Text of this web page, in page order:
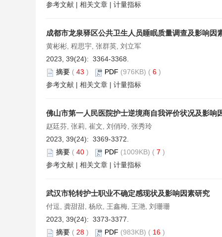
参考文献 | 相关文章 | 计量指标
成都市龙泉驿区公共卫生人员睡眠质量调查及影响因
黄彬彬, 程思宇, 张群英, 刘立军
2023, 39(24): 3364-3368.
摘要 ( 43 ) PDF (976KB) ( 6 )
参考文献 | 相关文章 | 计量指标
佛山市第一人民医院护士逆境商自我评价状况及影响
赵廷芬, 张莉, 崔文, 刘俏玲, 张秀玲
2023, 39(24): 3369-3372.
摘要 ( 40 ) PDF (1009KB) ( 7 )
参考文献 | 相关文章 | 计量指标
武汉市轮转护士职业不确定感现状及影响因素研究
付逗, 龚甜甜, 杨欣, 王鑫梅, 王滟, 刘珊珊
2023, 39(24): 3373-3377.
摘要 ( 28 ) PDF (983KB) ( 16 )